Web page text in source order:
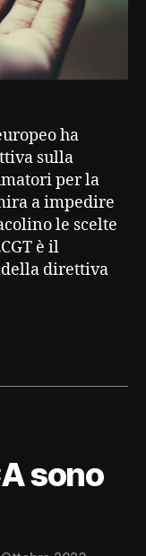
ha
sulla
per la
a impedire
le scelte
è il
della direttiva
sono